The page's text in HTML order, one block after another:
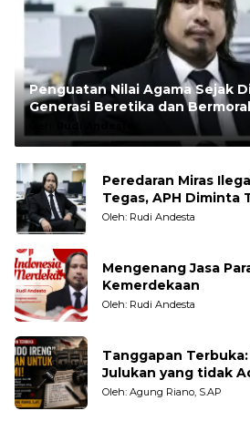
Penguatan Nilai Agama Sejak
Generasi Beretika dan Bermoral
Rudi Andesta
Peredaran Miras
Tegas, APH Diminta
Tanpa Pandang Bulu
Oleh: Rudi Andesta
Mengenang Jasa
Kemerdekaan
Oleh: Rudi Andesta
Tanggapan Terbuka:
Julukan yang tidak Adil untuk Wartawan,
Pengamat dan LSM
Oleh: Agung Riano, S.AP